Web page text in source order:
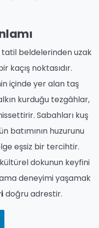
tatil beldelerinden uzak
kaçış noktasıdır.
içinde yer alan taş
kurduğu tezgâhlar,
Sabahları kuş
batımının huzurunu
eşsiz bir tercihtir.
dokunun keyfini
deneyimi yaşamak
doğru adrestir.